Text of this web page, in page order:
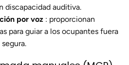
discapacidad auditiva.
por voz : proporcionan
para guiar a los ocupantes fuera